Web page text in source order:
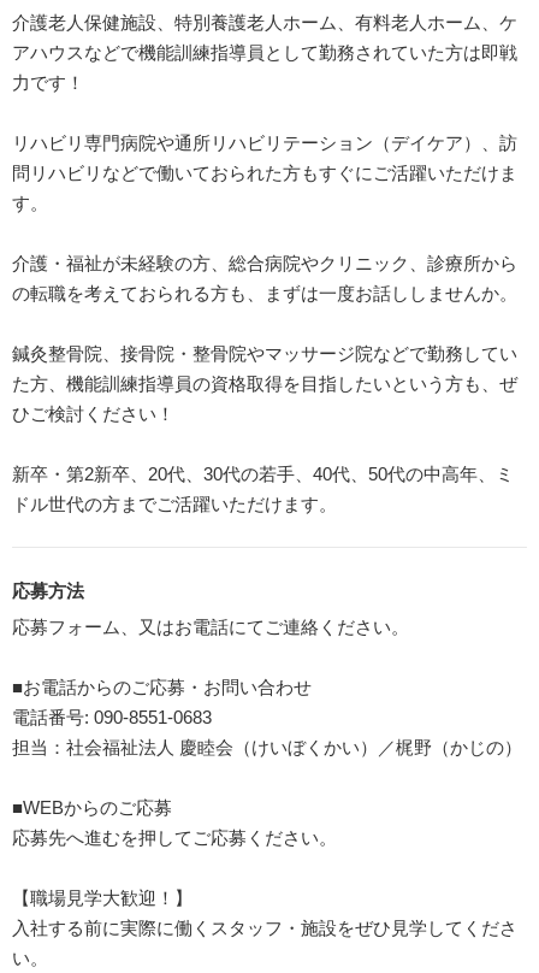
介護老人保健施設、特別養護老人ホーム、有料老人ホーム、ケ
アハウスなどで機能訓練指導員として勤務されていた方は即戦
力です！
リハビリ専門病院や通所リハビリテーション（デイケア）、訪
問リハビリなどで働いておられた方もすぐにご活躍いただけま
す。
介護・福祉が未経験の方、総合病院やクリニック、診療所から
の転職を考えておられる方も、まずは一度お話ししませんか。
鍼灸整骨院、接骨院・整骨院やマッサージ院などで勤務してい
た方、機能訓練指導員の資格取得を目指したいという方も、ぜ
ひご検討ください！
新卒・第2新卒、20代、30代の若手、40代、50代の中高年、ミ
ドル世代の方までご活躍いただけます。
応募方法
応募フォーム、又はお電話にてご連絡ください。
■お電話からのご応募・お問い合わせ
電話番号: 090-8551-0683
担当：社会福祉法人 慶睦会（けいぼくかい）／梶野（かじの）
■WEBからのご応募
応募先へ進むを押してご応募ください。
【職場見学大歓迎！】
入社する前に実際に働くスタッフ・施設をぜひ見学してくださ
い。